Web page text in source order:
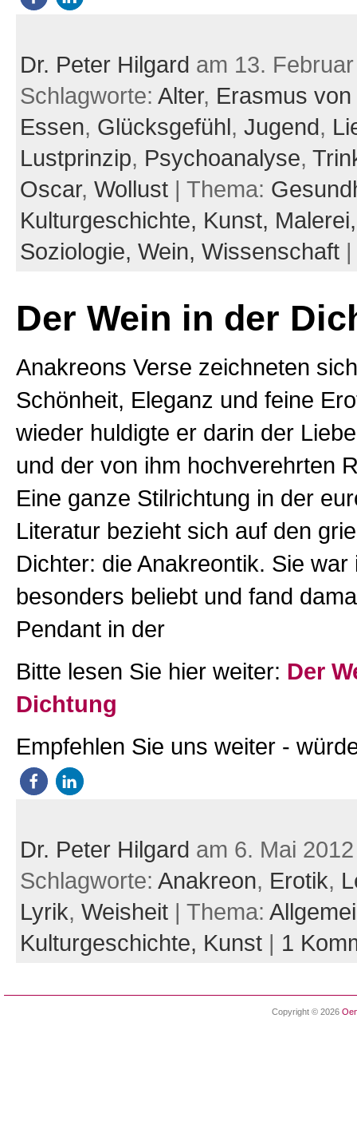
Dr. Peter Hilgard am 13.
Schlagworte: Alter, Erasmus
Essen, Glücksgefühl, Jugend,
Lustprinzip, Psychoanalyse,
Oscar, Wollust| Thema:
Kulturgeschichte, Kunst,
Soziologie, Wein, Wissenschaft
Der Wein in der
Anakreons Verse zeichneten
Schönheit, Eleganz und feine
wieder huldigte er darin der
und der von ihm hochverehrten
Eine ganze Stilrichtung in der
Literatur bezieht sich auf den
Dichter: die Anakreontik. Sie war
besonders beliebt und fand
Pendant in der
Bitte lesen Sie hier weiter: Der
Dichtung
Empfehlen Sie uns weiter -
Dr. Peter Hilgard am 6. Mai 2012
Schlagworte: Anakreon, Erotik,
Lyrik, Weisheit| Thema:
Kulturgeschichte, Kunst| 1
Copyright © 2026